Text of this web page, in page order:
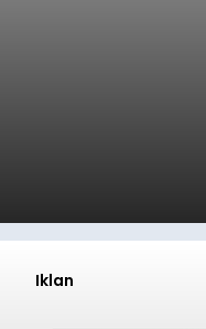
Iklan